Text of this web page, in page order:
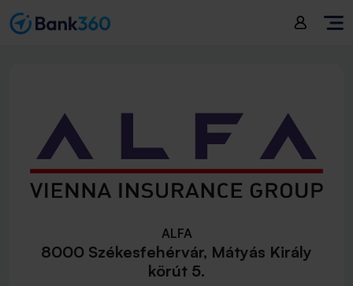
ALFA
8000 Székesfehérvár, Mátyás Király
körút 5.